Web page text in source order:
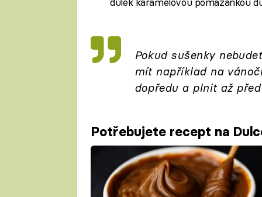
Pokud sušenky
mít například na
dopředu a plnit až
Potřebujete recept na